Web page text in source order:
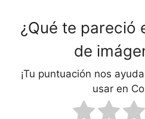
¿Qué te pareció
de
¡Tu puntuación nos
usar en